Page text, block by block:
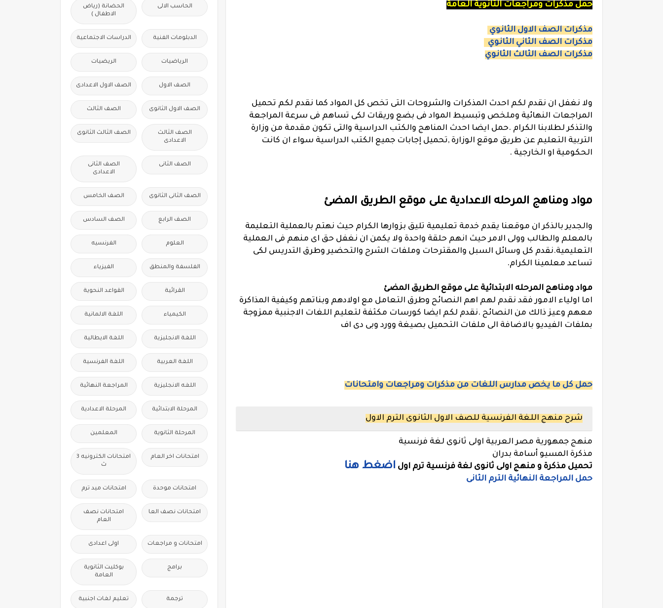
حمل مذكرات ومراجعات الثانوية العامة
مذكرات الصف الاول الثانوي
مذكرات الصف الثاني الثانوي
مذكرات الصف الثالث الثانوي
ولا نغفل ان نقدم لكم احدث المذكرات والشروحات التى تخص كل المواد كما نقدم لكم تحميل
المراجعات النهائية وملخص وتبسيط المواد فى بضع وريقات لكى تساهم فى سرعة المراجعة
والتذكر لطلابنا الكرام .حمل ايضا احدث المناهج والكتب الدراسية والتى تكون مقدمة من وزارة
التربية التعليم عن طريق موقع الوزارة ,تحميل إجابات جميع الكتب الدراسية سواء ان كانت
الحكومية او الخارجية .
مواد ومناهج المرحله الاعدادية على موقع الطريق المضئ
والجدير بالذكر ان موقعنا يقدم خدمة تعليمية تليق بزوارها الكرام حيث نهتم بالعملية التعليمة
بالمعلم والطالب وولى الامر حيث انهم حلقة واحدة ولا يكمن ان نغفل حق اى منهم فى العملية
التعليمية.نقدم كل وسائل السبل والمقترحات وملفات الشرح والتحضير وطرق التدريس لكى
تساعد معلمينا الكرام.
مواد ومناهج المرحله الابتدائية على موقع الطريق المضئ
اما اولياء الامور فقد نقدم لهم اهم النصائح وطرق التعامل مع اولادهم وبناتهم وكيفية المذاكرة
معهم وعيز ذالك من النصائح .نقدم لكم ايضا كورسات مكثفة لتعليم اللغات الاجنبية ممزوجة
بملفات الفيديو بالاضافة الى ملفات التحميل بصيغة وورد وبى دى اف
حمل كل ما يخص مدارس اللغات من مذكرات ومراجعات وامتحانات
شرح منهج اللغة الفرنسية للصف الاول الثانوى الترم الاول
منهج جمهورية مصر العربية اولى ثانوى لغة فرنسية
مذكرة المسيو أسامة بدران
تحميل مذكرة و منهج اولى ثانوى لغة فرنسية ترم اول اضغط هنا
حمل المراجعة النهائية الترم الثانى
الحاسب الالى
الحضانة (رياض
الاطفال )
الدبلومات الفنية الدراسات الاجتماعية
الرياضيات الريضيات
الصف الاول الصف الاول الاعدادى
الصف الاول الثانوى الصف الثالث
الصف الثالث
الاعدادى
الصف الثالث الثانوى
الصف الثانى
الصف الثانى
الاعدادى
الصف الثانى الثانوى الصف الخامس
الصف الرابع الصف السادس
العلوم الفرنسيه
الفلسفة والمنطق الفيزياء
القرائية القواعد النحوية
الكيمياء اللغة الالمانية
اللغة الانجليزية اللغة الايطالية
اللغة العربية اللغة الفرنسية
اللغه الانجليزية المراجعة النهائية
المرحلة الابتدائية المرحلة الاعدادية
المرحلة الثانوية المعلمين
امتحانات اخر العام
امتحانات الكترونيه 3
ث
امتحانات موحدة امتحانات ميد ترم
امتحانات نصف العا
امتحانات نصف
العام
امتحانات و مراجعات اولى اعدادى
برامج
بوكليت الثانوية
العامة
ترجمة تعليم لغات اجنبية